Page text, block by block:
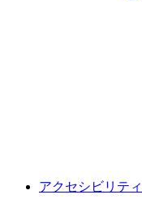
アクセシビリティ